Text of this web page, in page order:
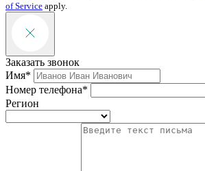
of Service apply.
Заказать звонок
Имя*
Номер телефона*
Регион